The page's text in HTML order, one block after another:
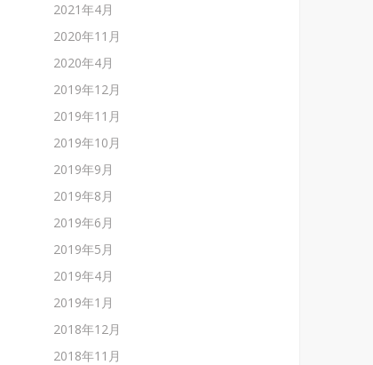
2021年4月
2020年11月
2020年4月
2019年12月
2019年11月
2019年10月
2019年9月
2019年8月
2019年6月
2019年5月
2019年4月
2019年1月
2018年12月
2018年11月